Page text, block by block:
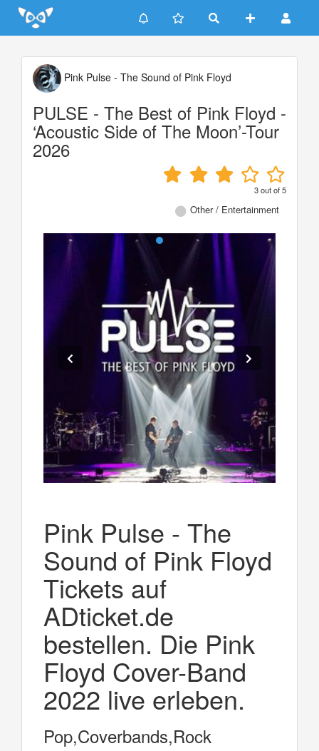
Update cookies preferences
Pink Pulse - The Sound of Pink Floyd
PULSE - The Best of Pink Floyd -
‘Acoustic Side of The Moon’-Tour
2026
3out of5
Other / Entertainment
Pink Pulse - The
Sound of Pink Floyd
Tickets auf
ADticket.de
bestellen. Die Pink
Floyd Cover-Band
2022 live erleben.
Pop,Coverbands,Rock